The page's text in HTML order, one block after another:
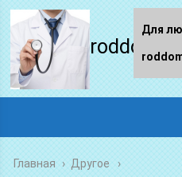
roddom4-
Главная › Другое
Для